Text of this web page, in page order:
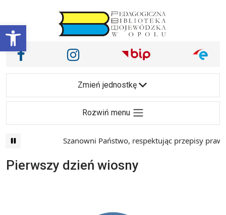
Otwórz pasek narzędzi
Main Navigation
Nasze media społecznościowe i inne
Facebook Instagram
Zmień jednostkę
Rozwiń menu
Szanowni Państwo, respektując przepisy
Pierwszy dzień wiosny